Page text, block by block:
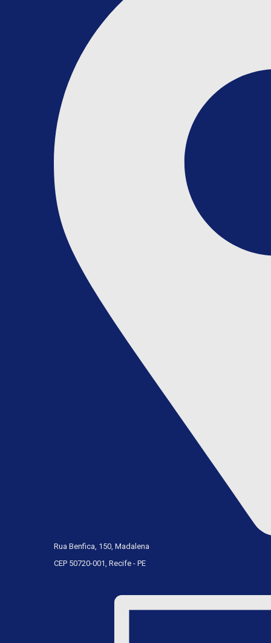
Rua Benfica, 150, Madalena
CEP 50720-001, Recife - PE